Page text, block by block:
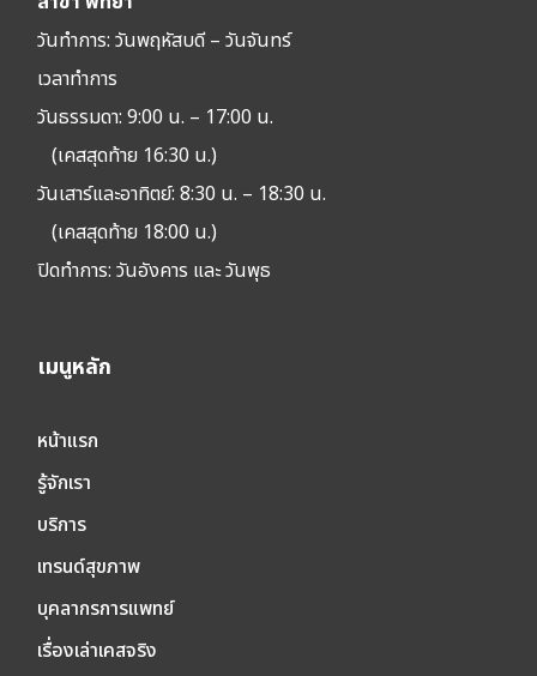
วันทำการ: วันพฤหัสบดี – วันจันทร์
เวลาทำการ
วันธรรมดา: 9:00 น. – 17:00 น.
(เคสสุดท้าย 16:30 น.)
วันเสาร์และอาทิตย์: 8:30 น. – 18:30 น.
(เคสสุดท้าย 18:00 น.)
ปิดทำการ:วันอังคาร และ วันพุธ
เมนูหลัก
หน้าแรก
รู้จักเรา
บริการ
เทรนด์สุขภาพ
บุคลากรการแพทย์
เรื่องเล่าเคสจริง